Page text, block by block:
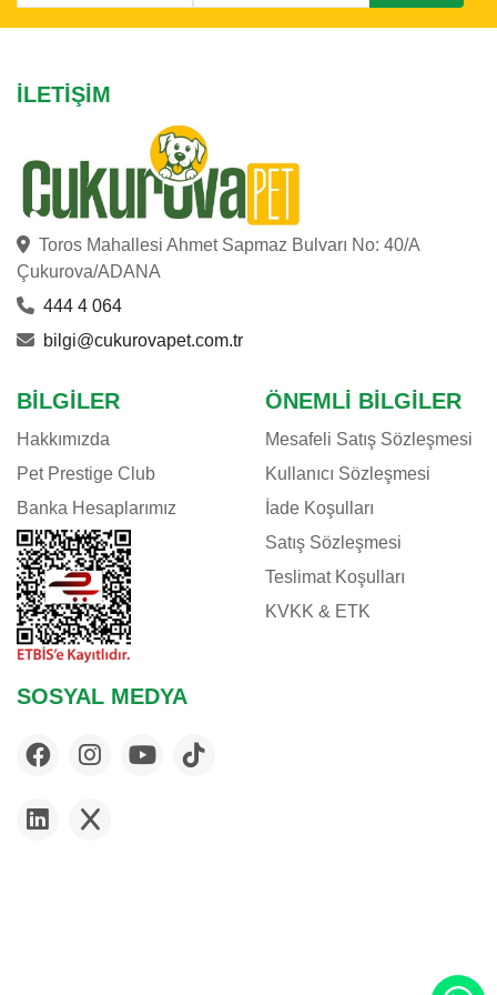
İLETIŞIM
Toros Mahallesi Ahmet Sapmaz Bulvarı No: 40/A
Çukurova/ADANA
444 4 064
bilgi@cukurovapet.com.tr
BILGILER
Hakkımızda
Pet Prestige Club
Banka Hesaplarımız
ÖNEMLI BILGILER
Mesafeli Satış Sözleşmesi
Kullanıcı Sözleşmesi
İade Koşulları
Satış Sözleşmesi
Teslimat Koşulları
KVKK & ETK
SOSYAL MEDYA